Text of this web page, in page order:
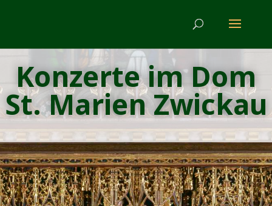
Konzerte im Dom
St. Marien Zwickau